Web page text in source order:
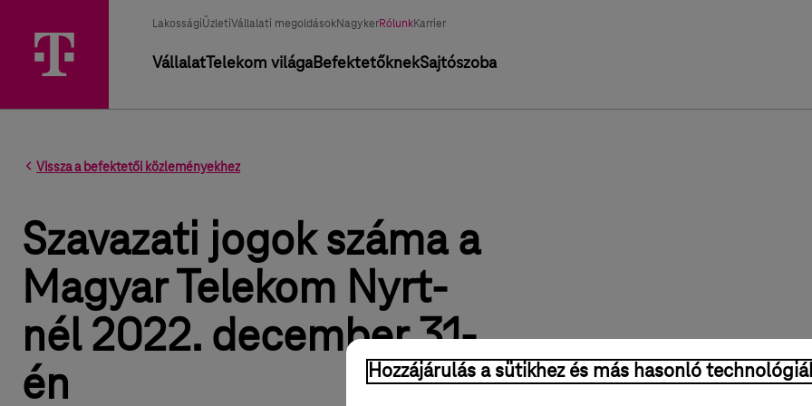
LakosságiÜzletiVállalati megoldásokNagykerRólunkKarrier
VállalatTelekom világaBefektetőknekSajtószoba
Vissza a befektetői közleményekhez
Szavazati jogok száma a
Magyar Telekom Nyrt-
nél 2022. december 31-
én
Hozzájárulás a sütikhez és más hasonló